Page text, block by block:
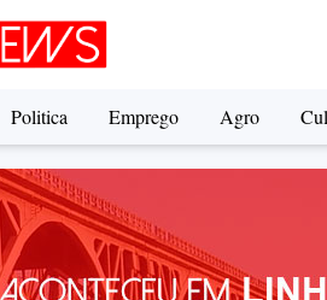
Politica Emprego Agro